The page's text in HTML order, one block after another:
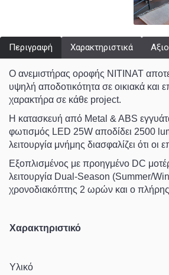
Περιγραφή Χαρακτηριστικά
Ο ανεμιστήρας οροφής NITINAT
υψηλή αποδοτικότητα σε οικιακά και
χαρακτήρα σε κάθε project.
Η κατασκευή από Metal & ABS
φωτισμός LED 25W αποδίδει 2500
λειτουργία μνήμης διασφαλίζει ότι
Εξοπλισμένος με προηγμένο DC
λειτουργία Dual-Season (Summer/
χρονοδιακόπτης 2 ωρών και ο
Χαρακτηριστικό
Υλικό